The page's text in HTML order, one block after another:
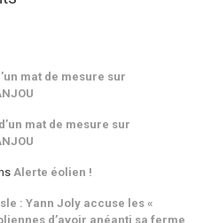
mat de mesure sur
mat de mesure sur
Alerte éolien !
: Yann Joly accuse les «
d’avoir anéanti sa ferme